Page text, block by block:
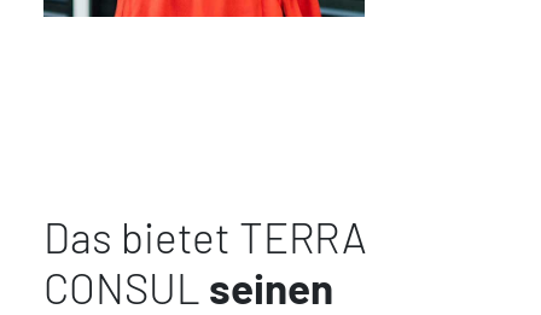
Das bietet TERRA
CONSUL seinen